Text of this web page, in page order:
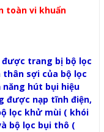
vi khuẩn
được trang bị bộ lọc
thân sợi của bộ lọc
hút bụi hiệu
được nạp tĩnh điện,
lọc khử mùi ( khói
bộ lọc bụi thô (